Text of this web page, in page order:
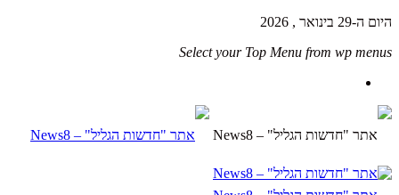
היום ה-29 בינואר , 2026
Select your Top Menu from wp menus